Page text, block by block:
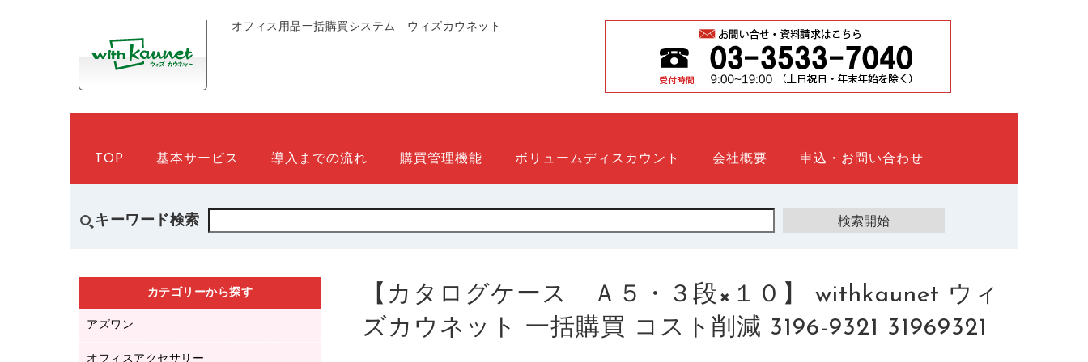
オフィス用品一括購買システム ウィズカウネット
TOP 基本サービス 導入までの流れ 購買管理機能 ボリュームディスカウント 会社概要 申込・お問い合わせ
キーワード検索
【カタログケース Ａ５・３段×１０】 withkaunet ウィ
ズカウネット 一括購買 コスト削減 3196-9321 31969321
カテゴリーから探す
アズワン
医療・介護用品（食品・飲料・食添製
オフィスアクセサリー